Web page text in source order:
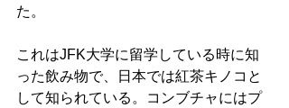
た。
これはJFK大学に留学している時に知
った飲み物で、日本では紅茶キノコと
して知られている。コンブチャにはプ